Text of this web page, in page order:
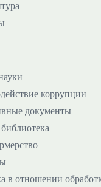
коррупции
документы
в отношении